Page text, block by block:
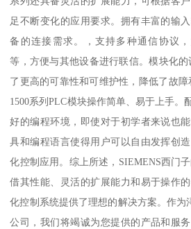
足不断变化的应用要求。拥有丰富的输
备的连接需求。，支持多种通信协议，
等，方便与其他设备进行联信。模块化的
了更高的可靠性和可维护性，降低了故
1500系列PLC模块操作简单、易于上手。
好的编程环境，即使对于初学者来说也
具和编程语言使得用户可以自由发挥创
化控制应用。综上所述，SIEMENS西门
借其性能、灵活的扩展能力和易于操作
化控制系统提供了理想的解决方案。作为
公司，我们将竭诚为您提供的产品和服